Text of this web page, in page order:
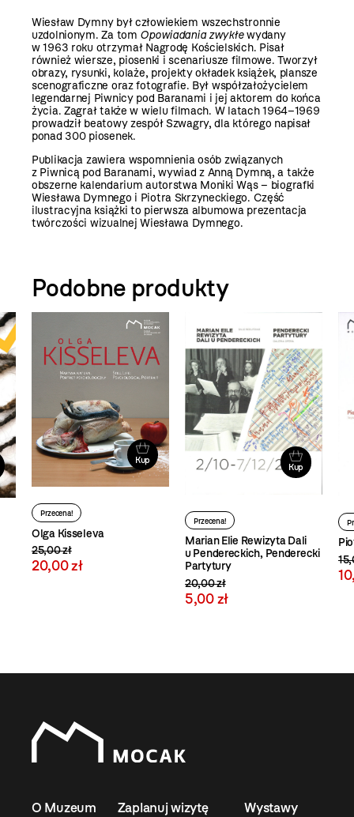
Wiesław Dymny był człowiekiem wszechstronnie
uzdolnionym. Za tom Opowiadania zwykłewydany
w 1963 roku otrzymał Nagrodę Kościelskich. Pisał
również wiersze, piosenki i scenariusze filmowe. Tworzył
obrazy, rysunki, kolaże, projekty okładek książek, plansze
scenograficzne oraz fotografie. Był współzałożycielem
legendarnej Piwnicy pod Baranami i jej aktorem do końca
życia. Zagrał także w wielu filmach. W latach 1964–1969
prowadził beatowy zespół Szwagry, dla którego napisał
ponad 300 piosenek.
Publikacja zawiera wspomnienia osób związanych
z Piwnicą pod Baranami, wywiad z Anną Dymną, a także
obszerne kalendarium autorstwa Moniki Wąs – biografki
Wiesława Dymnego i Piotra Skrzyneckiego. Część
ilustracyjna książki to pierwsza albumowa prezentacja
twórczości wizualnej Wiesława Dymnego.
Podobne produkty
Kup
Przecena!
Olga Kisseleva
25,00 zł
20,00 zł
Kup
Przecena!
Marian Elie Rewizyta Dali
u Pendereckich, Penderecki
Partytury
20,00 zł
5,00 zł
O Muzeum Zaplanuj wizytę Wystawy